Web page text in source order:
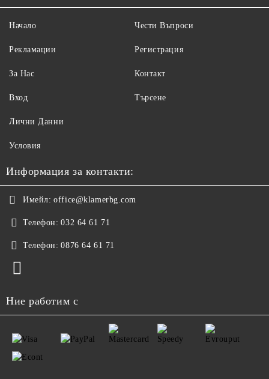
Начало
Рекламации
За Нас
Вход
Чести Въпроси
Регистрация
Контакт
Търсене
Лични Данни
Условия
Информация за контакти:
Имейл: office@klamerbg.com
Телефон: 032 64 61 71
Телефон: 0876 64 61 71
Ние работим с